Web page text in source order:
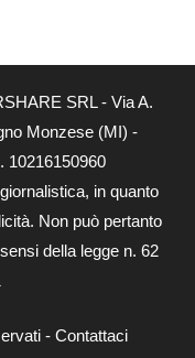
SRL - Via A.
Monzese (MI) -
10216150960
in quanto
Non può pertanto
della legge n. 62
- Contattaci